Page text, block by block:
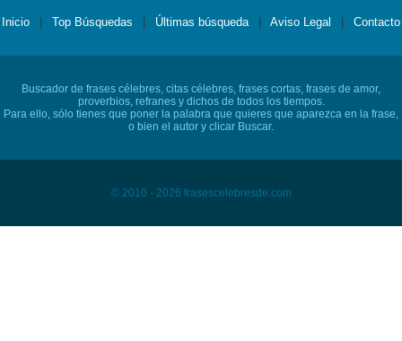
Inicio Top Búsquedas Últimas búsqueda Aviso Legal Contacto
Buscador de frases célebres, citas célebres, frases cortas, frases de amor,
proverbios, refranes y dichos de todos los tiempos.
Para ello, sólo tienes que poner la palabra que quieres que aparezca en la frase,
o bien el autor y clicar Buscar.
© 2010 - 2026 frasescelebresde.com